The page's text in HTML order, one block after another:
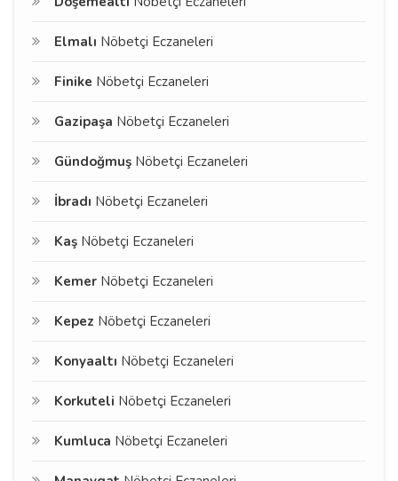
Elmalı Nöbetçi Eczaneleri
Finike Nöbetçi Eczaneleri
Gazipaşa Nöbetçi Eczaneleri
Gündoğmuş Nöbetçi Eczaneleri
İbradı Nöbetçi Eczaneleri
Kaş Nöbetçi Eczaneleri
Kemer Nöbetçi Eczaneleri
Kepez Nöbetçi Eczaneleri
Konyaaltı Nöbetçi Eczaneleri
Korkuteli Nöbetçi Eczaneleri
Kumluca Nöbetçi Eczaneleri